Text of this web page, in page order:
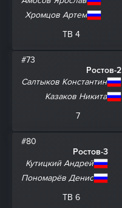
Хромцов Артем
ТВ 4
#73
Ростов-2
Салтыков Константин
Казаков Никита
7
#80
Ростов-3
Кутицкий Андрей
Пономарёв Денис
ТВ 6